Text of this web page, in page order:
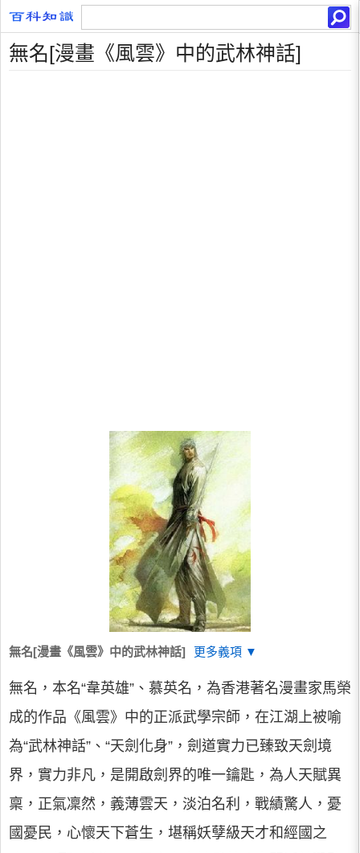
無名[漫畫《風雲》中的武林神話]
無名[漫畫《風雲》中的武林神話] 更多義項 ▼
無名，本名“韋英雄”、慕英名，為香港著名漫畫家馬榮
成的作品《風雲》中的正派武學宗師，在江湖上被喻
為“武林神話”、“天劍化身”，劍道實力已臻致天劍境
界，實力非凡，是開啟劍界的唯一鑰匙，為人天賦異
稟，正氣凜然，義薄雲天，淡泊名利，戰績驚人，憂
國憂民，心懷天下蒼生，堪稱妖孽級天才和經國之